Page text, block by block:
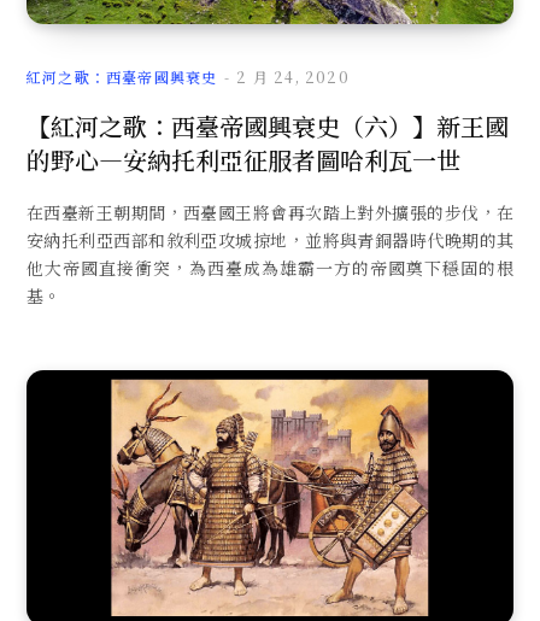
紅河之歌：西臺帝國興衰史 2 月 24, 2020
【紅河之歌：西臺帝國興衰史（六）】新王國
的野心—安納托利亞征服者圖哈利瓦一世
在西臺新王朝期間，西臺國王將會再次踏上對外擴張的步伐，在
安納托利亞西部和敘利亞攻城掠地，並將與青銅器時代晚期的其
他大帝國直接衝突，為西臺成為雄霸一方的帝國奠下穩固的根
基。